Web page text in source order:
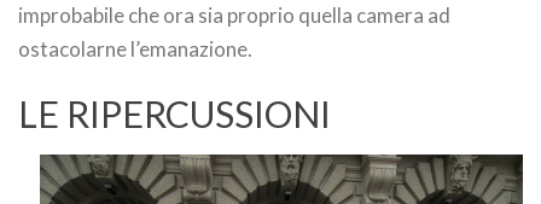
improbabile che ora sia proprio quella camera ad
ostacolarne l’emanazione.
LE RIPERCUSSIONI